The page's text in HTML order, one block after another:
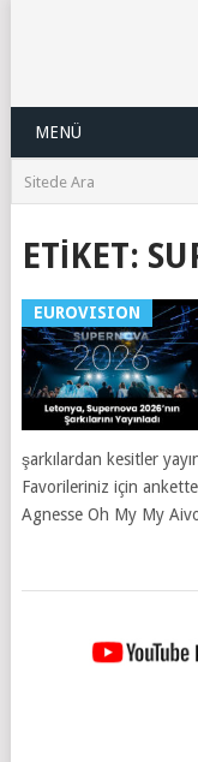
MENÜ
ETIKET:
EUROVISION
şarkılardan kesitler
Favorileriniz için ankette
Agnesse Oh My My
YAZILAR